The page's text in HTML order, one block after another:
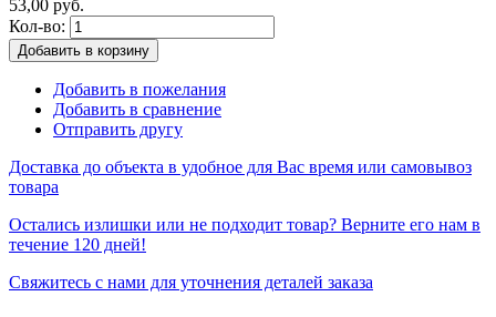
53,00 руб.
Кол-во:
Добавить в корзину
Добавить в пожелания
Добавить в сравнение
Отправить другу
Доставка до объекта в удобное для Вас время или самовывоз
товара
Остались излишки или не подходит товар? Верните его нам в
течение 120 дней!
Свяжитесь с нами для уточнения деталей заказа